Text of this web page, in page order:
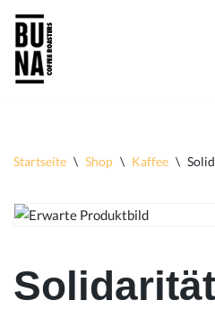
Zum
Inhalt
Startseite \ Shop \ Kaffee \